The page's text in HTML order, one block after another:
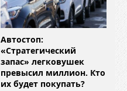
Автостоп:
«Стратегический
запас» легковушек
превысил миллион. Кто
их будет покупать?